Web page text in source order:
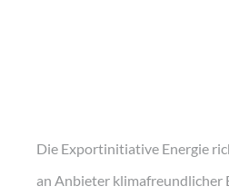
Die Exportinitiative Energie
an Anbieter klimafreundlicher